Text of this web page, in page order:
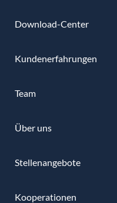
Download-Center
Kundenerfahrungen
Team
Über uns
Stellenangebote
Kooperationen